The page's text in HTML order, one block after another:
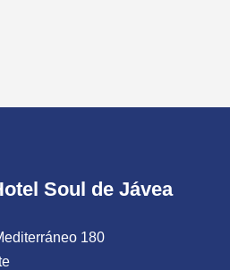
Soul de Jávea
180